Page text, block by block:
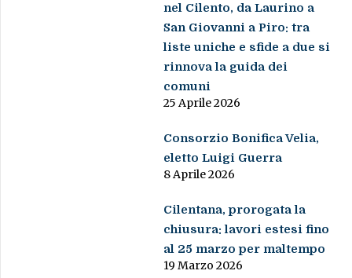
nel Cilento, da Laurino a
San Giovanni a Piro: tra
liste uniche e sfide a due si
rinnova la guida dei
comuni
25 Aprile 2026
Consorzio Bonifica Velia,
eletto Luigi Guerra
8 Aprile 2026
Cilentana, prorogata la
chiusura: lavori estesi fino
al 25 marzo per maltempo
19 Marzo 2026